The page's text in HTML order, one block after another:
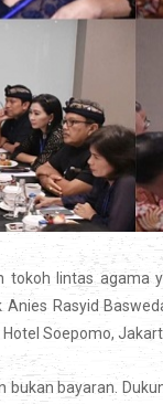
lintas agama
Rasyid
Soepomo,
bayaran.